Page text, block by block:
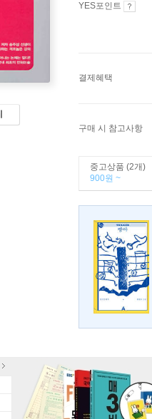
YES포인트
결제혜택
구매 시 참고사항
중고상품 (2개)
900원 ~